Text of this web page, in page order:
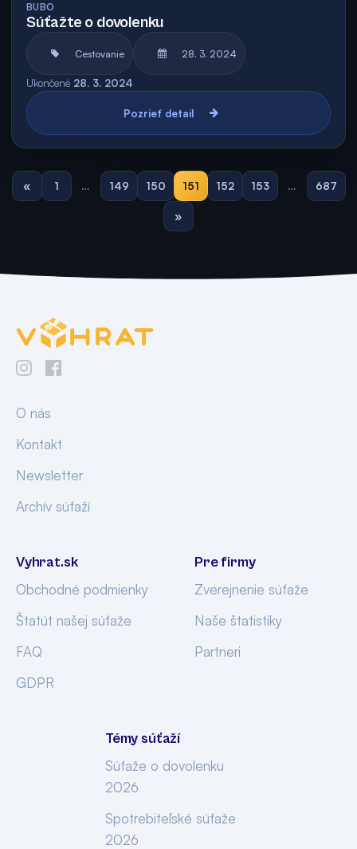
BUBO
Súťažte o dovolenku
Cestovanie 28. 3. 2024
Ukončené 28. 3. 2024
Pozrieť detail
« 1 … 149 150 151 152 153 … 687
»
O nás
Kontakt
Newsletter
Archív súťaží
Vyhrat.sk
Obchodné podmienky
Štatút našej súťaže
FAQ
GDPR
Pre firmy
Zverejnenie súťaže
Naše štatistiky
Partneri
Témy súťaží
Súťaže o dovolenku
2026
Spotrebiteľské súťaže
2026